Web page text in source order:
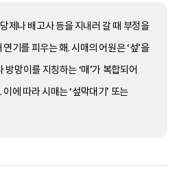
제나 배고사 등을 지내러 갈 때 부정을
기를 피우는 홰. 시매의 어원은 ‘섶’을
방망이를 지칭하는 ‘매’가 복합되어
에 따라 시매는 ‘섶막대기’ 또는